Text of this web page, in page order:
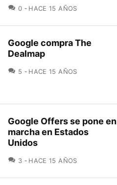
0 COMENTARIOS
HACE 15 AÑOS
Google compra The
Dealmap
5 COMENTARIOS
HACE 15 AÑOS
Google Offers se pone en
marcha en Estados
Unidos
3 COMENTARIOS
HACE 15 AÑOS